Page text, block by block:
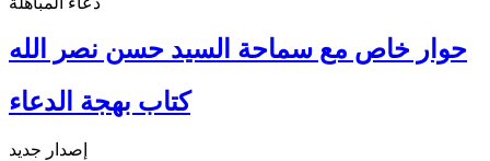
حوار خاص مع سماحة السيد حسن نصر الله
كتاب بهجة الدعاء
إصدار جديد